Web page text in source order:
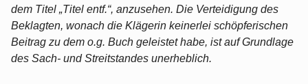
dem Titel „Titel entf.“, anzusehen. Die Verteidigung des
Beklagten, wonach die Klägerin keinerlei schöpferischen
Beitrag zu dem o.g. Buch geleistet habe, ist auf Grundlage
des Sach- und Streitstandes unerheblich.